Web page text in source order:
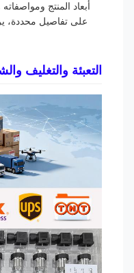
أبعاد المنتج ومواصفاته
على تفاصيل محددة، يرجى
التعبئة والتغليف والشحن